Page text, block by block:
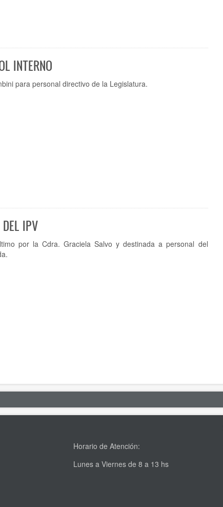
INTERNO
para personal directivo de la Legislatura.
IPV
por la Cdra. Graciela Salvo y destinada a personal del
Horario de Atención:
Lunes a Viernes de 8 a 13 hs